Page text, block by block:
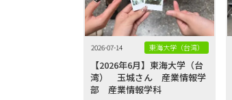
2026-07-14 東海大学（台湾）
【2026年6月】東海大学（台
湾） 玉城さん 産業情報学
部 産業情報学科